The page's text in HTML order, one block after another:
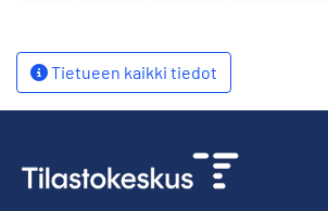
Tietueen kaikki tiedot